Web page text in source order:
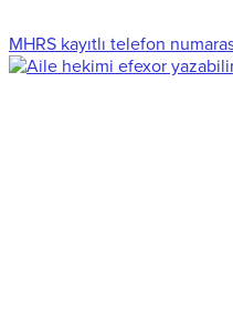
MHRS kayıtlı telefon